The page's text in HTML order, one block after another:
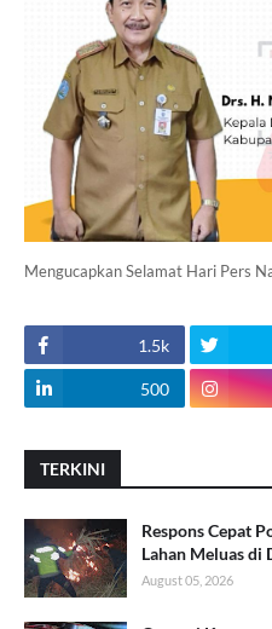
Mengucapkan Selamat Hari Pers
1.5k
500
TERKINI
Respons Cepat
Lahan Meluas di
August 05, 2026